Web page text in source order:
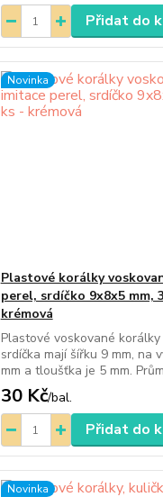
Přidat do
Novinka
Plastové korálky
perel, srdíčko 9x8x5 mm,
krémová
Plastové voskované
srdíčka mají šířku 9 mm, na
mm a tloušťka je 5 mm.
30 Kč/bal.
Přidat do
Novinka